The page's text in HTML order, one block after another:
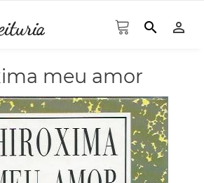
search person_outline
meu amor